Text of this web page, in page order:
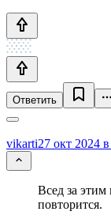
Ответить
vikarti27 окт 2024
Всед за этим
повторится.